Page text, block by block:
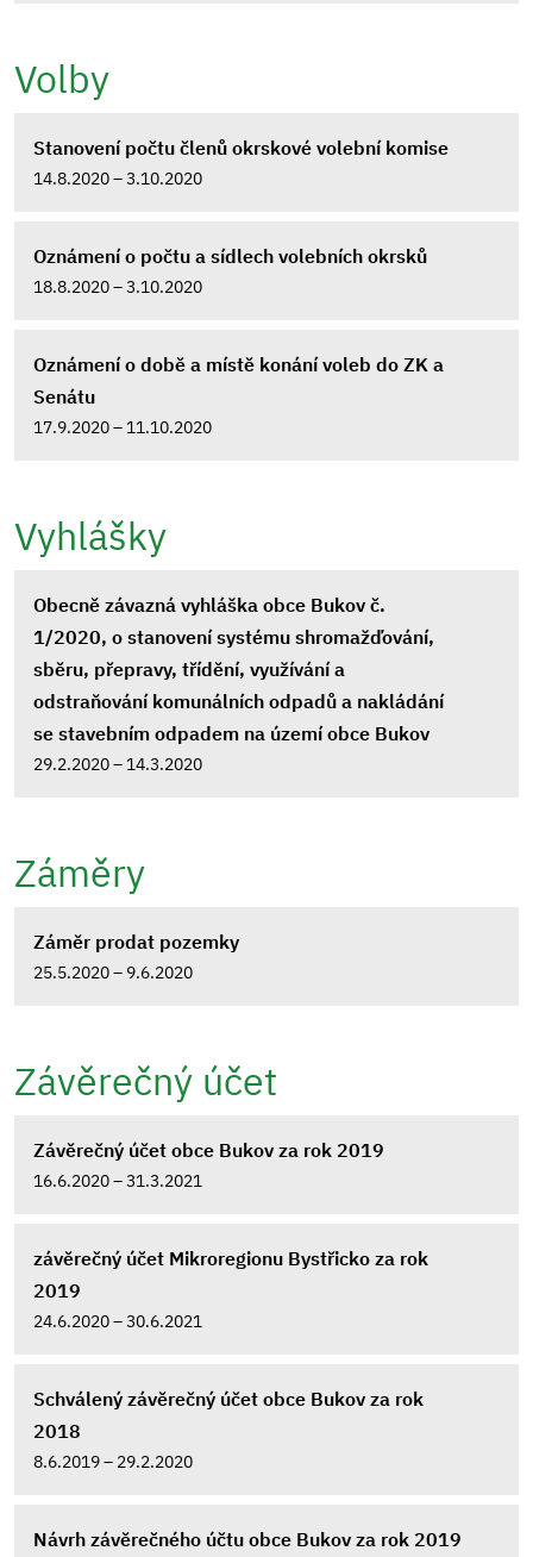
Volby
Stanovení počtu členů okrskové volební komise
14.8.2020 – 3.10.2020
Oznámení o počtu a sídlech volebních okrsků
18.8.2020 – 3.10.2020
Oznámení o době a místě konání voleb do ZK a
Senátu
17.9.2020 – 11.10.2020
Vyhlášky
Obecně závazná vyhláška obce Bukov č.
1/2020, o stanovení systému shromažďování,
sběru, přepravy, třídění, využívání a
odstraňování komunálních odpadů a nakládání
se stavebním odpadem na území obce Bukov
29.2.2020 – 14.3.2020
Záměry
Záměr prodat pozemky
25.5.2020 – 9.6.2020
Závěrečný účet
Závěrečný účet obce Bukov za rok 2019
16.6.2020 – 31.3.2021
závěrečný účet Mikroregionu Bystřicko za rok
2019
24.6.2020 – 30.6.2021
Schválený závěrečný účet obce Bukov za rok
2018
8.6.2019 – 29.2.2020
Návrh závěrečného účtu obce Bukov za rok 2019